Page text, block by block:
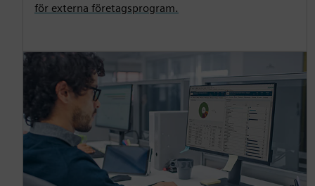
för externa företagsprogram.